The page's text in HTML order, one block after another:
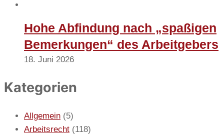
Hohe Abfindung nach „spaßigen
Bemerkungen“ des Arbeitgebers
18. Juni 2026
Kategorien
Allgemein (5)
Arbeitsrecht (118)